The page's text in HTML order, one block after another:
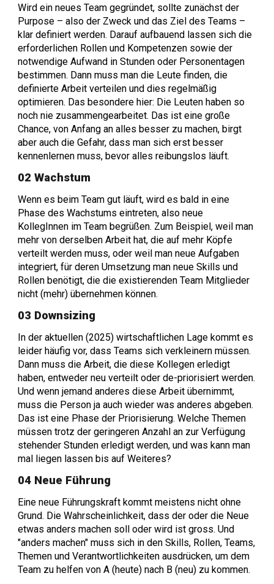
Wird ein neues Team gegründet, sollte zunächst der
Purpose – also der Zweck und das Ziel des Teams –
klar definiert werden. Darauf aufbauend lassen sich die
erforderlichen Rollen und Kompetenzen sowie der
notwendige Aufwand in Stunden oder Personentagen
bestimmen. Dann muss man die Leute finden, die
definierte Arbeit verteilen und dies regelmäßig
optimieren. Das besondere hier: Die Leuten haben so
noch nie zusammengearbeitet. Das ist eine große
Chance, von Anfang an alles besser zu machen, birgt
aber auch die Gefahr, dass man sich erst besser
kennenlernen muss, bevor alles reibungslos läuft.
02 Wachstum
Wenn es beim Team gut läuft, wird es bald in eine
Phase des Wachstums eintreten, also neue
KollegInnen im Team begrüßen. Zum Beispiel, weil man
mehr von derselben Arbeit hat, die auf mehr Köpfe
verteilt werden muss, oder weil man neue Aufgaben
integriert, für deren Umsetzung man neue Skills und
Rollen benötigt, die die existierenden Team Mitglieder
nicht (mehr) übernehmen können.
03 Downsizing
In der aktuellen (2025) wirtschaftlichen Lage kommt es
leider häufig vor, dass Teams sich verkleinern müssen.
Dann muss die Arbeit, die diese Kollegen erledigt
haben, entweder neu verteilt oder de-priorisiert werden.
Und wenn jemand anderes diese Arbeit übernimmt,
muss die Person ja auch wieder was anderes abgeben.
Das ist eine Phase der Priorisierung. Welche Themen
müssen trotz der geringeren Anzahl an zur Verfügung
stehender Stunden erledigt werden, und was kann man
mal liegen lassen bis auf Weiteres?
04 Neue Führung
Eine neue Führungskraft kommt meistens nicht ohne
Grund. Die Wahrscheinlichkeit, dass der oder die Neue
etwas anders machen soll oder wird ist gross. Und
"anders machen" muss sich in den Skills, Rollen, Teams,
Themen und Verantwortlichkeiten ausdrücken, um dem
Team zu helfen von A (heute) nach B (neu) zu kommen.